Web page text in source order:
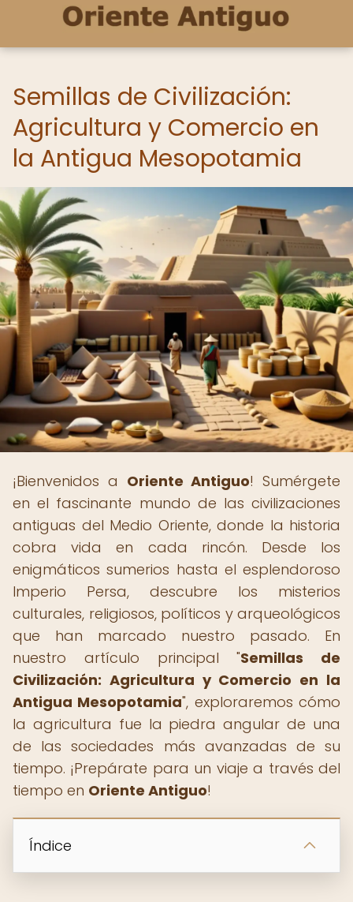
Semillas de Civilización:
Agricultura y Comercio en
la Antigua Mesopotamia
¡Bienvenidos a Oriente Antiguo! Sumérgete
en el fascinante mundo de las civilizaciones
antiguas del Medio Oriente, donde la historia
cobra vida en cada rincón. Desde los
enigmáticos sumerios hasta el esplendoroso
Imperio Persa, descubre los misterios
culturales, religiosos, políticos y arqueológicos
que han marcado nuestro pasado. En
nuestro artículo principal "Semillas de
Civilización: Agricultura y Comercio en la
Antigua Mesopotamia", exploraremos cómo
la agricultura fue la piedra angular de una
de las sociedades más avanzadas de su
tiempo. ¡Prepárate para un viaje a través del
tiempo en Oriente Antiguo!
Índice